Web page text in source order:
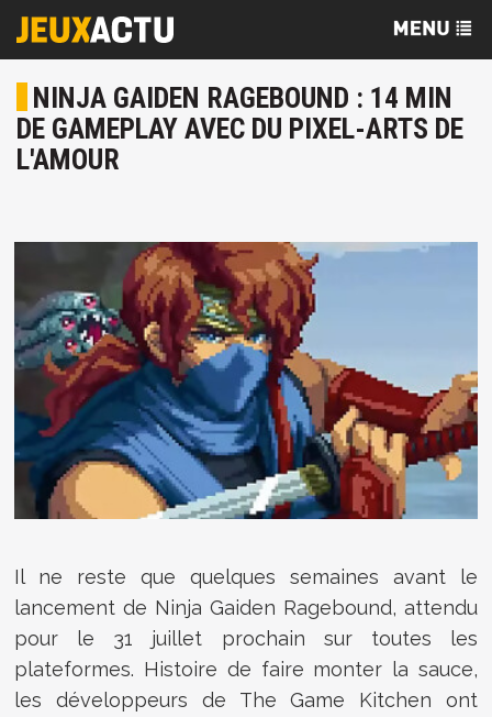
NINJA GAIDEN RAGEBOUND : 14 MIN
DE GAMEPLAY AVEC DU PIXEL-ARTS DE
L'AMOUR
Il ne reste que quelques semaines avant le
lancement de Ninja Gaiden Ragebound, attendu
pour le 31 juillet prochain sur toutes les
plateformes. Histoire de faire monter la sauce,
les développeurs de The Game Kitchen ont